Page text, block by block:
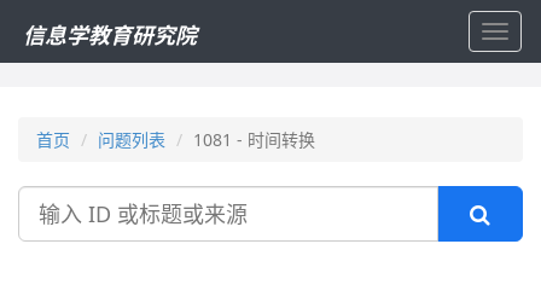
信息学教育研究院
首页 问题列表 1081 - 时间转换
搜